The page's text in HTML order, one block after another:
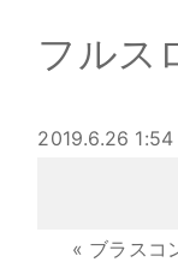
フルス
2019.6.26 1:54
« ブラスコ